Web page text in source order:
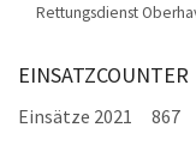
Rettungsdienst
EINSATZCOUNTER
Einsätze 2021 867